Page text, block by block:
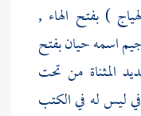
) بفتح الهاء ,
اسمهحيانبفتح
المثناة من تحت
ليس له في الكتب